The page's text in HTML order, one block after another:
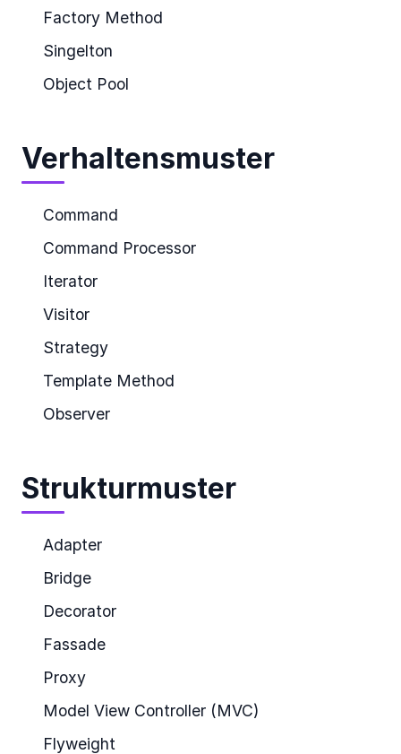
Factory Method
Singelton
Object Pool
Verhaltensmuster
Command
Command Processor
Iterator
Visitor
Strategy
Template Method
Observer
Strukturmuster
Adapter
Bridge
Decorator
Fassade
Proxy
Model View Controller (MVC)
Flyweight